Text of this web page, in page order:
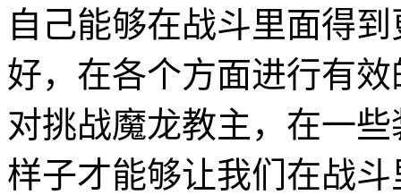
自己能够在战斗里面得
好，在各个方面进行有
对挑战魔龙教主，在一
样子才能够让我们在战